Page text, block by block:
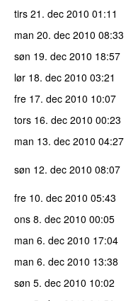
tirs 21. dec 2010 01:11
man 20. dec 2010 08:33
søn 19. dec 2010 18:57
lør 18. dec 2010 03:21
fre 17. dec 2010 10:07
tors 16. dec 2010 00:23
man 13. dec 2010 04:27
søn 12. dec 2010 08:07
fre 10. dec 2010 05:43
ons 8. dec 2010 00:05
man 6. dec 2010 17:04
man 6. dec 2010 13:38
søn 5. dec 2010 10:02